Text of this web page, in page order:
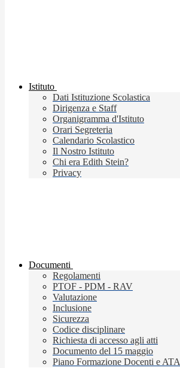
Istituto
Dati Istituzione Scolastica
Dirigenza e Staff
Organigramma d'Istituto
Orari Segreteria
Calendario Scolastico
Il Nostro Istituto
Chi era Edith Stein?
Privacy
Documenti
Regolamenti
PTOF - PDM - RAV
Valutazione
Inclusione
Sicurezza
Codice disciplinare
Richiesta di accesso agli atti
Documento del 15 maggio
Piano Formazione Docenti e ATA